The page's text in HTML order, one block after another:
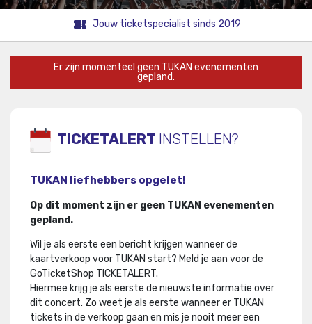
Jouw ticketspecialist sinds 2019
Er zijn momenteel geen TUKAN evenementen
gepland.
TICKETALERT INSTELLEN?
TUKAN liefhebbers opgelet!
Op dit moment zijn er geen TUKAN evenementen
gepland.
Wil je als eerste een bericht krijgen wanneer de
kaartverkoop voor TUKAN start? Meld je aan voor de
GoTicketShop TICKETALERT.
Hiermee krijg je als eerste de nieuwste informatie over
dit concert. Zo weet je als eerste wanneer er TUKAN
tickets in de verkoop gaan en mis je nooit meer een